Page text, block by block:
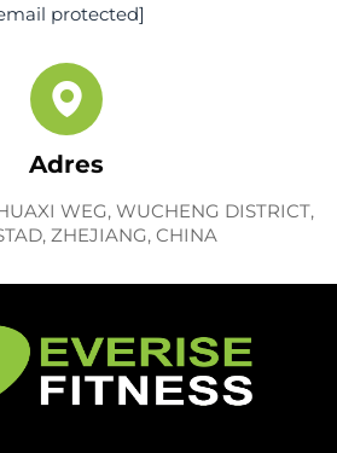
protected]
Adres
WEG, WUCHENG DISTRICT,
ZHEJIANG, CHINA